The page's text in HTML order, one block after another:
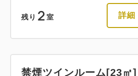
残り 2 室 詳細
禁煙ツインルーム[23㎡]